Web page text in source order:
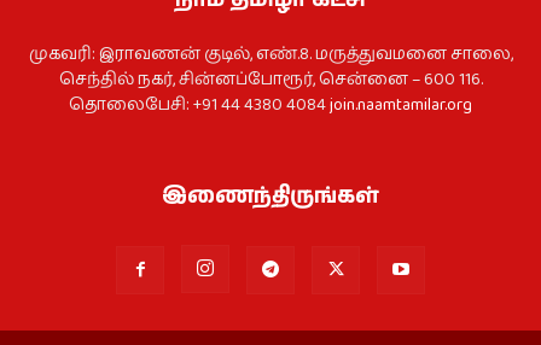
முகவரி: இராவணன் குடில், எண்.8. மருத்துவமனை சாலை,
செந்தில் நகர், சின்னப்போரூர், சென்னை – 600 116.
தொலைபேசி: +91 44 4380 4084join.naamtamilar.org
இணைந்திருங்கள்